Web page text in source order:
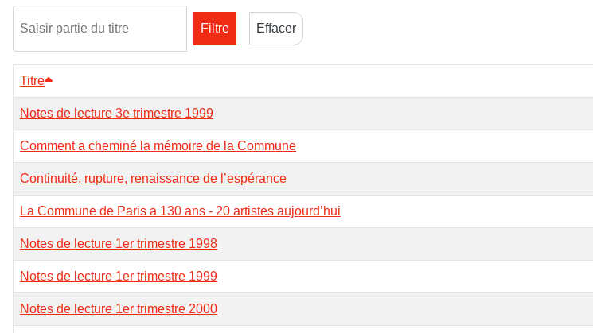
Filtre
Effacer
Titre
Notes de lecture 3e trimestre 1999
Comment a cheminé la mémoire de la Commune
Continuité, rupture, renaissance de l’espérance
La Commune de Paris a 130 ans - 20 artistes aujourd’hui
Notes de lecture 1er trimestre 1998
Notes de lecture 1er trimestre 1999
Notes de lecture 1er trimestre 2000